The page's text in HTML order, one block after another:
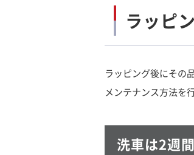
ラッピ
ラッピング後にその
メンテナンス方法を
洗車は2週